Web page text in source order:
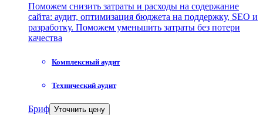
Поможем снизить затраты и расходы на содержание
сайта: аудит, оптимизация бюджета на поддержку, SEO и
разработку. Поможем уменьшить затраты без потери
качества
Комплексный аудит
Технический аудит
Бриф Уточнить цену